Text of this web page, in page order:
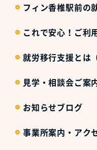
フィン香椎駅前の
これで安心！ご利
就労移行支援とは
見学・相談会ご案
お知らせブログ
事業所案内・アク